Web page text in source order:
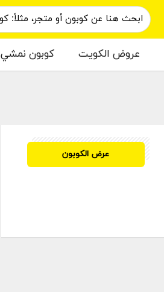
عروض الكويت كوبون نمشي
عرض الكوبون